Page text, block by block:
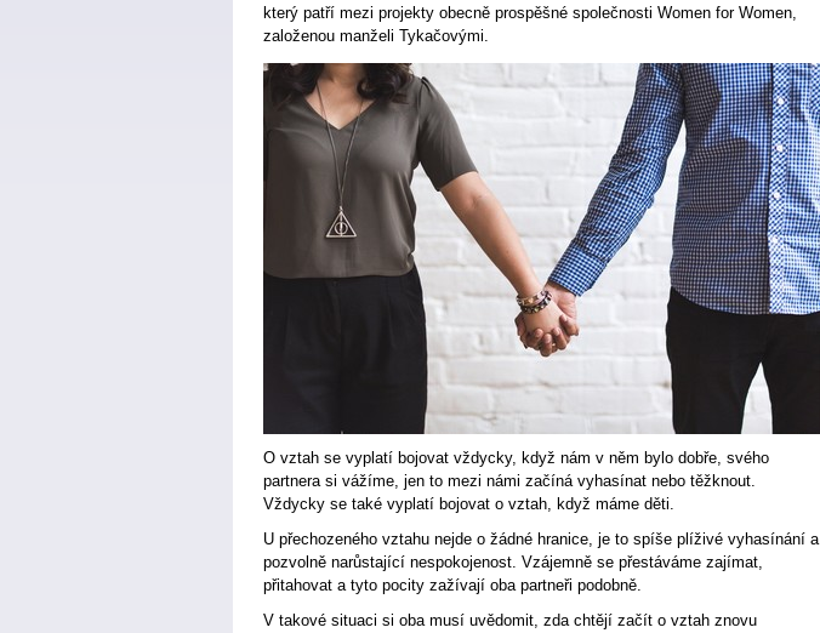
který patří mezi projekty obecně prospěšné společnosti Women for Women,
založenou manželi Tykačovými.
O vztah se vyplatí bojovat vždycky, když nám v něm bylo dobře, svého
partnera si vážíme, jen to mezi námi začíná vyhasínat nebo těžknout.
Vždycky se také vyplatí bojovat o vztah, když máme děti.
U přechozeného vztahu nejde o žádné hranice, je to spíše plíživé vyhasínání a
pozvolně narůstající nespokojenost. Vzájemně se přestáváme zajímat,
přitahovat a tyto pocity zažívají oba partneři podobně.
V takové situaci si oba musí uvědomit, zda chtějí začít o vztah znovu